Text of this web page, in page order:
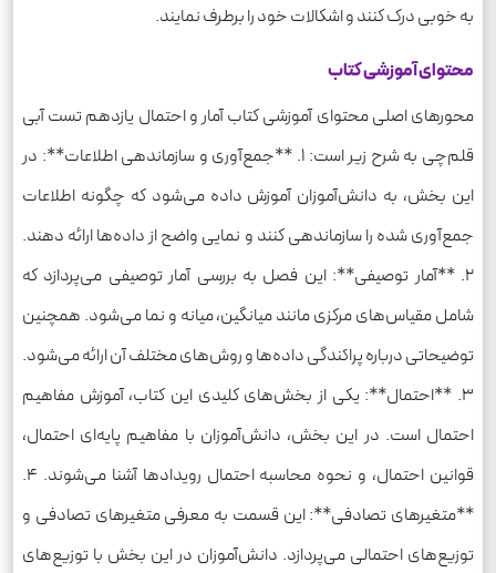
به خوبی درک کنند و اشکالات خود را برطرف نمایند.
محتوای آموزشی کتاب
محورهای اصلی محتوای آموزشی کتاب آمار و احتمال یازدهم تست آبی
قلم‌چی به شرح زیر است: 1. **جمع‌آوری و سازماندهی اطلاعات**: در
این بخش، به دانش‌آموزان آموزش داده می‌شود که چگونه اطلاعات
جمع‌آوری شده را سازماندهی کنند و نمایی واضح از داده‌ها ارائه دهند.
2. **آمار توصیفی**: این فصل به بررسی آمار توصیفی می‌پردازد که
شامل مقیاس‌های مرکزی مانند میانگین، میانه و نما می‌شود. همچنین
توضیحاتی درباره پراکندگی داده‌ها و روش‌های مختلف آن ارائه می‌شود.
3. **احتمال**: یکی از بخش‌های کلیدی این کتاب، آموزش مفاهیم
احتمال است. در این بخش، دانش‌آموزان با مفاهیم پایه‌ای احتمال،
قوانین احتمال، و نحوه محاسبه احتمال رویدادها آشنا می‌شوند. 4.
**متغیرهای تصادفی**: این قسمت به معرفی متغیرهای تصادفی و
توزیع‌های احتمالی می‌پردازد. دانش‌آموزان در این بخش با توزیع‌های